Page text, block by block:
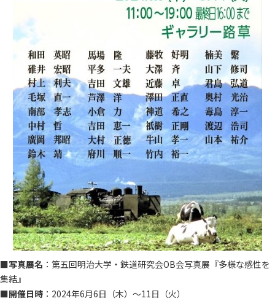
■写真展名 ：第五回明治大学・鉄道研究会OB会写真展『多様な感性を
集結』
■開催日時 ：2024年6月6日（木）～11日（火）